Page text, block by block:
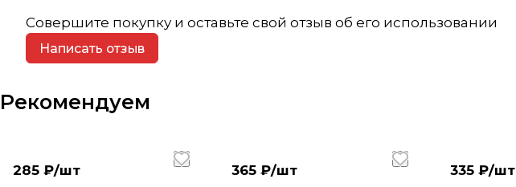
Совершите покупку и оставьте свой отзыв об его использовании
Написать отзыв
Рекомендуем
285 ₽/шт 365 ₽/шт 335 ₽/шт